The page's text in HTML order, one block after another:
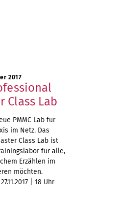
2017
Class Lab
PMMC Lab für
im Netz. Das
Class Lab ist
für alle,
Erzählen im
möchten.
| 18 Uhr